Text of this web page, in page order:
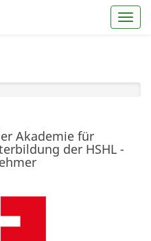
Akademie für
der HSHL -